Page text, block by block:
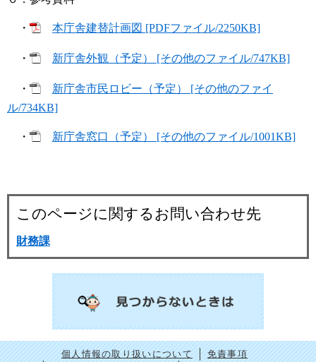
・ 本庁舎建替計画図 [PDFファイル/2250KB]
・ 新庁舎外観（予定） [その他のファイル/747KB]
・
新庁舎市民ロビー（予定） [その他のファイ
ル/734KB]
・ 新庁舎窓口（予定） [その他のファイル/1001KB]
このページに関するお問い合わせ先
財務課
個人情報の取り扱いについて
免責事項